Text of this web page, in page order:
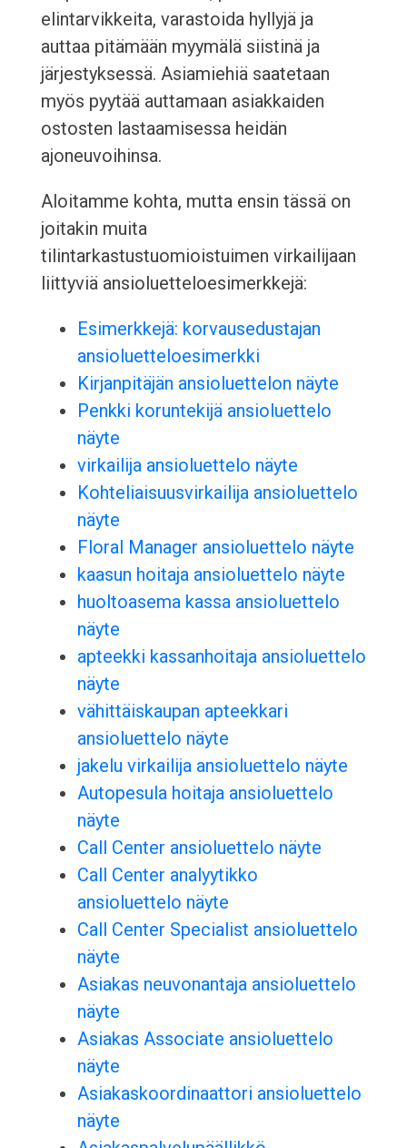
elintarvikkeita, varastoida hyllyjä ja
auttaa pitämään myymälä siistinä ja
järjestyksessä. Asiamiehiä saatetaan
myös pyytää auttamaan asiakkaiden
ostosten lastaamisessa heidän
ajoneuvoihinsa.
Aloitamme kohta, mutta ensin tässä on
joitakin muita
tilintarkastustuomioistuimen virkailijaan
liittyviä ansioluetteloesimerkkejä:
Esimerkkejä: korvausedustajan
ansioluetteloesimerkki
Kirjanpitäjän ansioluettelon näyte
Penkki koruntekijä ansioluettelo
näyte
virkailija ansioluettelo näyte
Kohteliaisuusvirkailija ansioluettelo
näyte
Floral Manager ansioluettelo näyte
kaasun hoitaja ansioluettelo näyte
huoltoasema kassa ansioluettelo
näyte
apteekki kassanhoitaja ansioluettelo
näyte
vähittäiskaupan apteekkari
ansioluettelo näyte
jakelu virkailija ansioluettelo näyte
Autopesula hoitaja ansioluettelo
näyte
Call Center ansioluettelo näyte
Call Center analyytikko
ansioluettelo näyte
Call Center Specialist ansioluettelo
näyte
Asiakas neuvonantaja ansioluettelo
näyte
Asiakas Associate ansioluettelo
näyte
Asiakaskoordinaattori ansioluettelo
näyte